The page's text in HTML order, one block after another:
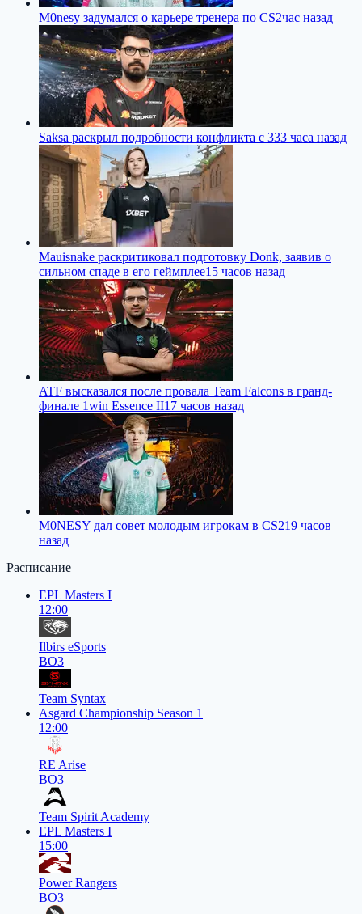
M0nesy задумался о карьере тренера по CS2час назад
Saksa раскрыл подробности конфликта с 333 часа назад
Mauisnake раскритиковал подготовку Donk, заявив о
сильном спаде в его геймплее15 часов назад
ATF высказался после провала Team Falcons в гранд-
финале 1win Essence II17 часов назад
M0NESY дал совет молодым игрокам в CS219 часов
назад
Расписание
EPL Masters I
12:00
Ilbirs eSports
BO3
Team Syntax
Asgard Championship Season 1
12:00
RE Arise
BO3
Team Spirit Academy
EPL Masters I
15:00
Power Rangers
BO3